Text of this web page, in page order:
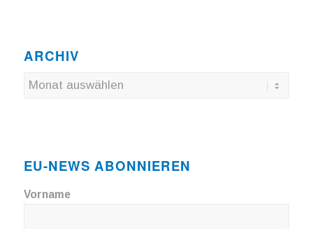
ARCHIV
EU-NEWS ABONNIEREN
Vorname